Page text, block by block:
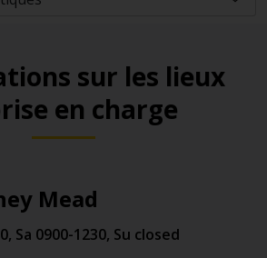
sur les lieux
en charge
Mead
Sa 0900-1230, Su closed